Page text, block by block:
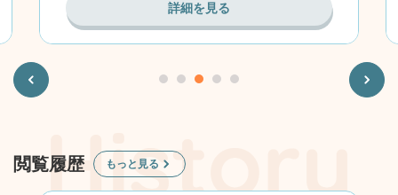
Previous
詳細を見る
Next
閲覧履歴 もっと見る